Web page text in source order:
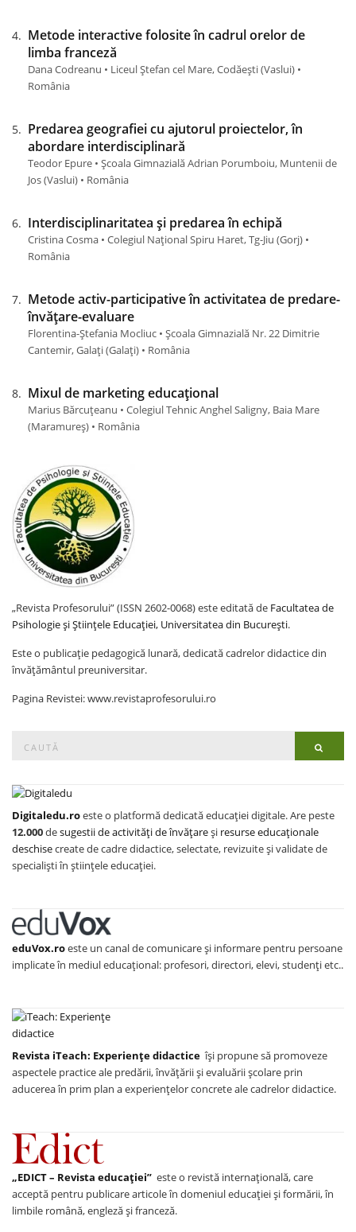
Metode interactive folosite în cadrul orelor de
limba franceză
Dana Codreanu • Liceul Ștefan cel Mare, Codăești (Vaslui) •
România
Predarea geografiei cu ajutorul proiectelor, în
abordare interdisciplinară
Teodor Epure • Școala Gimnazială Adrian Porumboiu, Muntenii de
Jos (Vaslui) • România
Interdisciplinaritatea și predarea în echipă
Cristina Cosma • Colegiul Național Spiru Haret, Tg-Jiu (Gorj) •
România
Metode activ-participative în activitatea de predare-
învăţare-evaluare
Florentina-Ștefania Mocliuc • Școala Gimnazială Nr. 22 Dimitrie
Cantemir, Galați (Galaţi) • România
Mixul de marketing educațional
Marius Bărcuțeanu • Colegiul Tehnic Anghel Saligny, Baia Mare
(Maramureş) • România
„Revista Profesorului” (ISSN 2602-0068) este editată de Facultatea de
Psihologie și Științele Educației, Universitatea din București.
Este o publicație pedagogică lunară, dedicată cadrelor didactice din
învățământul preuniversitar.
Pagina Revistei: www.revistaprofesorului.ro
for:
Digitaledu.roeste o platformă dedicată educației digitale. Are peste
12.000desugestii de activități de învățareși resurse educaționale
deschisecreate de cadre didactice, selectate, revizuite și validate de
specialiști în științele educației.
eduVox.roeste un canal de comunicare și informare pentru persoane
implicate în mediul educațional: profesori, directori, elevi, studenți etc..
Revista iTeach: Experienţe didactice îşi propune să promoveze
aspectele practice ale predării, învăţării şi evaluării şcolare prin
aducerea în prim plan a experienţelor concrete ale cadrelor didactice.
„EDICT – Revista educației” este o revistă internațională, care
acceptă pentru publicare articole în domeniul educației și formării, în
limbile română, engleză și franceză.